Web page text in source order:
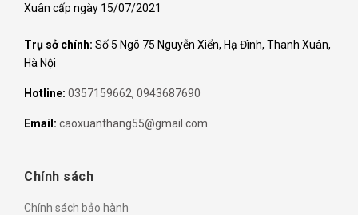
Xuân cấp ngày 15/07/2021
Trụ sở chính: Số 5 Ngõ 75 Nguyễn Xiển, Hạ Đình, Thanh Xuân,
Hà Nội
Hotline: 0357159662, 0943687690
Email: caoxuanthang55@gmail.com
Chính sách
Chính sách bảo hành